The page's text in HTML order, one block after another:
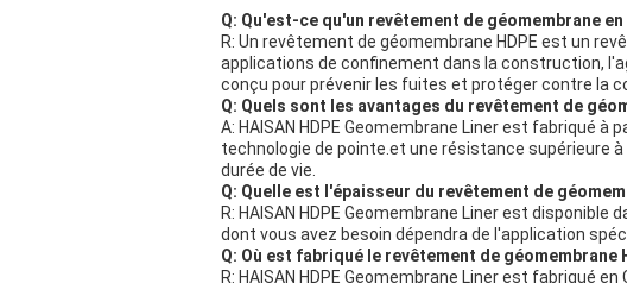
Q: Qu'est-ce qu'un revêtement de géomembrane en
R: Un revêtement de géomembrane HDPE est un
applications de confinement dans la construction,
conçu pour prévenir les fuites et protéger contre la
Q: Quels sont les avantages du revêtement de
A: HAISAN HDPE Geomembrane Liner est fabriqué
technologie de pointe.et une résistance supérieure
durée de vie.
Q: Quelle est l'épaisseur du revêtement de
R: HAISAN HDPE Geomembrane Liner est
dont vous avez besoin dépendra de l'application
Q: Où est fabriqué le revêtement de géomembrane
R: HAISAN HDPE Geomembrane Liner est fabriqué